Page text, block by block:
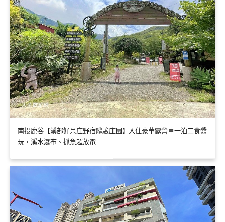
南投鹿谷【溪部好呆庄野宿體驗庄園】入住豪華露營車一泊二食醬
玩，溪水瀑布、抓魚超放電